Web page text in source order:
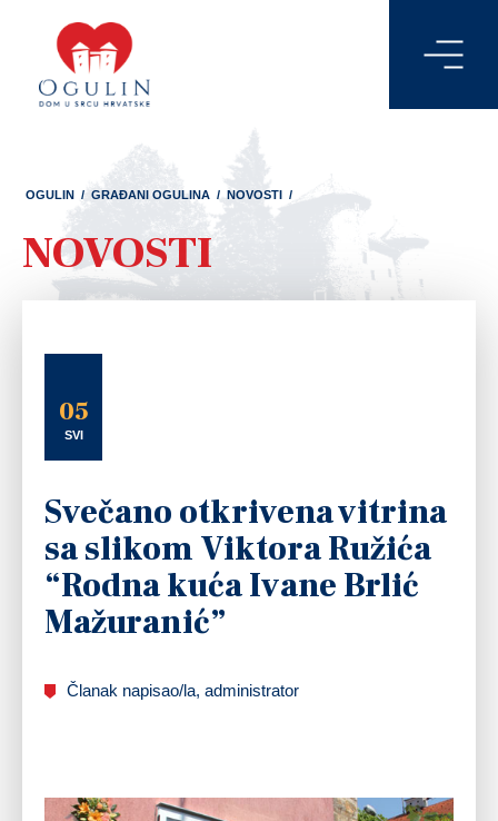
OGULIN / GRAĐANI OGULINA / NOVOSTI /
NOVOSTI
05
SVI
Svečano otkrivena vitrina
sa slikom Viktora Ružića
“Rodna kuća Ivane Brlić
Mažuranić”
Članak napisao/la, administrator